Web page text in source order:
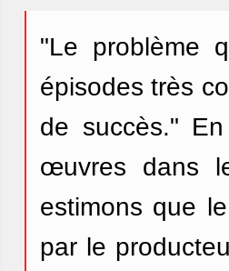
"Le problème
épisodes très
de succès."
œuvres dans
estimons que
par le